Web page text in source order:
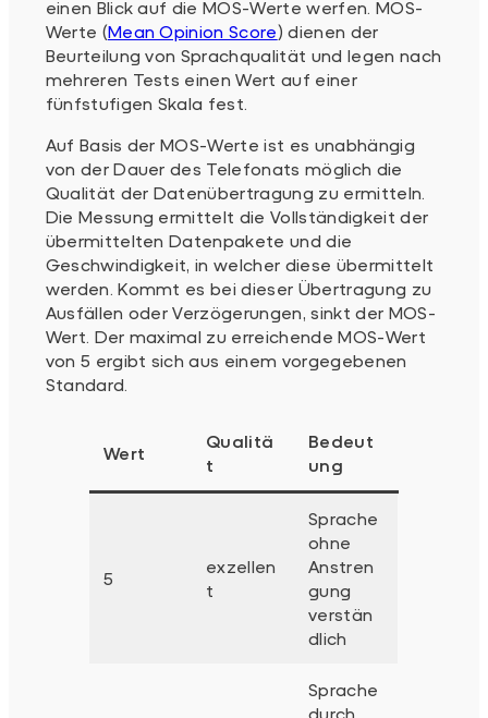
einen Blick auf die MOS-Werte werfen. MOS-
Werte (Mean Opinion Score) dienen der
Beurteilung von Sprachqualität und legen nach
mehreren Tests einen Wert auf einer
fünfstufigen Skala fest.
Auf Basis der MOS-Werte ist es unabhängig
von der Dauer des Telefonats möglich die
Qualität der Datenübertragung zu ermitteln.
Die Messung ermittelt die Vollständigkeit der
übermittelten Datenpakete und die
Geschwindigkeit, in welcher diese übermittelt
werden. Kommt es bei dieser Übertragung zu
Ausfällen oder Verzögerungen, sinkt der MOS-
Wert. Der maximal zu erreichende MOS-Wert
von 5 ergibt sich aus einem vorgegebenen
Standard.
Wert
Qualitä
t
Bedeut
ung
5
exzellen
t
Sprache
ohne
Anstren
gung
verstän
dlich
Sprache
durch